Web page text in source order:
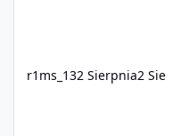
r1ms_132 Sierpnia2 Sie